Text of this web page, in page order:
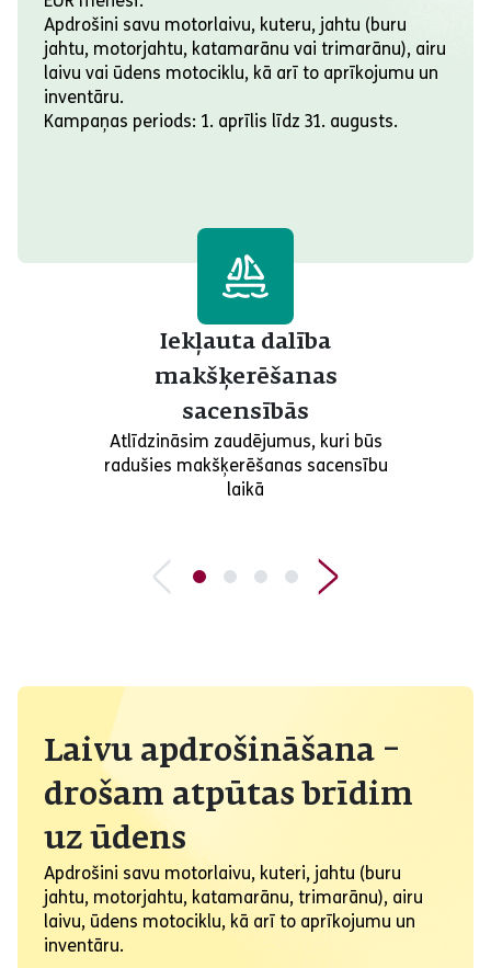
Apdrošini savu motorlaivu, kuteru, jahtu (buru
jahtu, motorjahtu, katamarānu vai trimarānu), airu
laivu vai ūdens motociklu, kā arī to aprīkojumu un
inventāru.
Kampaņas periods: 1. aprīlis līdz 31. augusts.
Iekļauta dalība
makšķerēšanas
sacensībās
Atlīdzināsim zaudējumus, kuri būs
radušies makšķerēšanas sacensību
laikā
Laivu apdrošināšana –
drošam atpūtas brīdim
uz ūdens
Apdrošini savu motorlaivu, kuteri, jahtu (buru
jahtu, motorjahtu, katamarānu, trimarānu), airu
laivu, ūdens motociklu, kā arī to aprīkojumu un
inventāru.